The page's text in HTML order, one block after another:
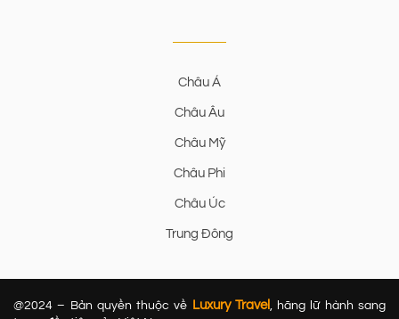
Châu Á
Châu Âu
Châu Mỹ
Châu Phi
Châu Úc
Trung Đông
@2024 – Bản quyền thuộc về Luxury Travel, hãng lữ hành sang